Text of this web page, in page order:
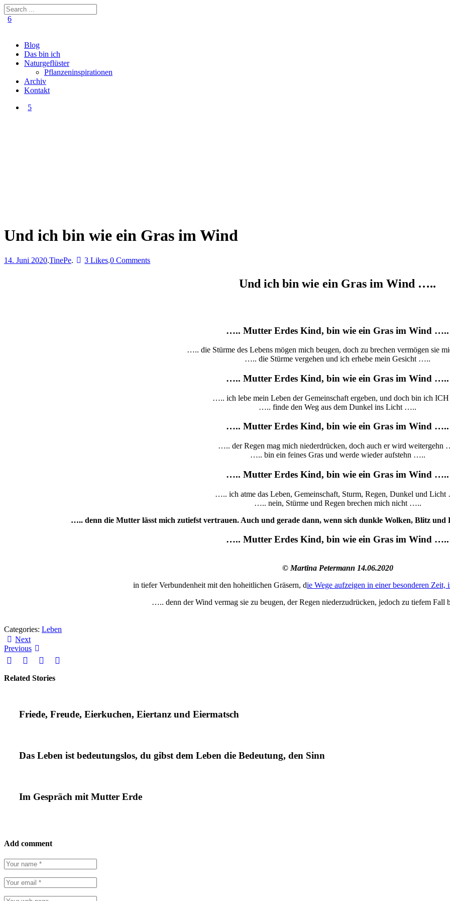
Blog
Das bin ich
Naturgeflüster
Pflanzeninspirationen
Archiv
Kontakt
Und ich bin wie ein Gras im Wind
14. Juni 2020.TinePe. 3 Likes.0 Comments
Und ich bin wie ein Gras im Wind …..
….. Mutter Erdes Kind, bin wie ein Gras im Wind …..
….. die Stürme des Lebens mögen mich beugen, doch zu brechen vermögen sie
….. die Stürme vergehen und ich erhebe mein Gesicht …..
….. Mutter Erdes Kind, bin wie ein Gras im Wind …..
….. ich lebe mein Leben der Gemeinschaft ergeben, und doch bin ich
….. finde den Weg aus dem Dunkel ins Licht …..
….. Mutter Erdes Kind, bin wie ein Gras im Wind …..
….. der Regen mag mich niederdrücken, doch auch er wird weitergehn
….. bin ein feines Gras und werde wieder aufstehn …..
….. Mutter Erdes Kind, bin wie ein Gras im Wind …..
….. ich atme das Leben, Gemeinschaft, Sturm, Regen, Dunkel und
….. nein, Stürme und Regen brechen mich nicht …..
….. denn die Mutter lässt mich zutiefst vertrauen. Auch und gerade dann, wenn sich dunkle Wolken, Blitz
….. Mutter Erdes Kind, bin wie ein Gras im Wind …..
© Martina Petermann 14.06.2020
in tiefer Verbundenheit mit den hoheitlichen Gräsern, die Wege aufzeigen in einer besonderen Zeit,
….. denn der Wind vermag sie zu beugen, der Regen niederzudrücken, jedoch zu tiefem
Categories: Leben
Next
Previous
Related Stories
Friede, Freude, Eierkuchen, Eiertanz und Eiermatsch
Das Leben ist bedeutungslos, du gibst dem Leben die Bedeutung, den Sinn
Im Gespräch mit Mutter Erde
Add comment